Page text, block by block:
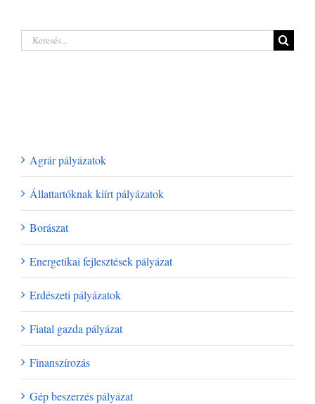
| Akár 250 millió
forintig
pályázat a hazai
termelőknek
Keresés...
Agrár pályázatok
Állattartóknak kiírt pályázatok
Borászat
Energetikai fejlesztések pályázat
Erdészeti pályázatok
Fiatal gazda pályázat
Finanszírozás
Gép beszerzés pályázat